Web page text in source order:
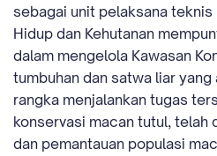
sebagai unit pelaksana teknis
Hidup dan Kehutanan
dalam mengelola Kawasan
tumbuhan dan satwa liar yang
rangka menjalankan tugas
konservasi macan tutul, telah
dan pemantauan populasi